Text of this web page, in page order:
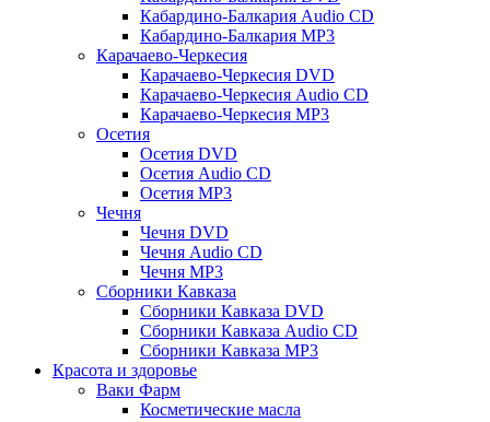
Кабардино-Балкария Audio CD
Кабардино-Балкария MP3
Карачаево-Черкесия
Карачаево-Черкесия DVD
Карачаево-Черкесия Audio CD
Карачаево-Черкесия MP3
Осетия
Осетия DVD
Осетия Audio CD
Осетия MP3
Чечня
Чечня DVD
Чечня Audio CD
Чечня MP3
Сборники Кавказа
Сборники Кавказа DVD
Сборники Кавказа Audio CD
Сборники Кавказа MP3
Красота и здоровье
Ваки Фарм
Косметические масла